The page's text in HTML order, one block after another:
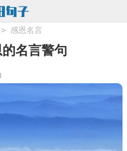
> 感恩名言
名言警句